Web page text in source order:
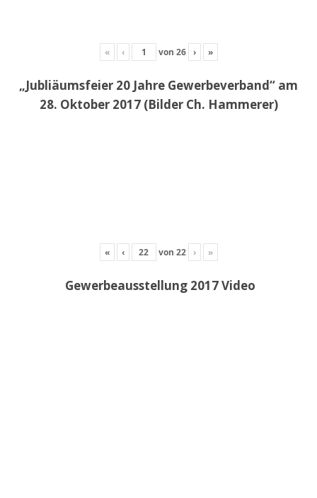
« ‹ von 26 › »
„Jubliäumsfeier 20 Jahre Gewerbeverband“ am
28. Oktober 2017 (Bilder Ch. Hammerer)
« ‹ von 22 › »
Gewerbeausstellung 2017 Video